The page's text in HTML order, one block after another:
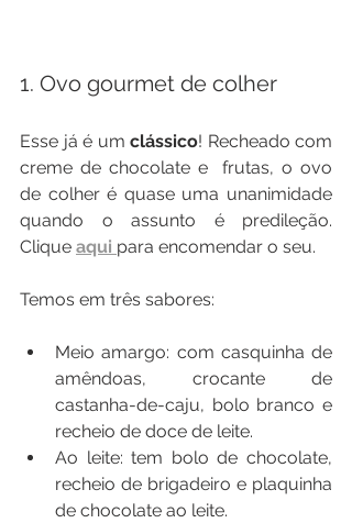
1. Ovo gourmet de colher
Esse já é um clássico! Recheado com
creme de chocolate e  frutas, o ovo
de colher é quase uma unanimidade
quando o assunto é predileção.
Clique aqui para encomendar o seu.
Temos em três sabores:
Meio amargo: com casquinha de
amêndoas, crocante de
castanha-de-caju, bolo branco e
recheio de doce de leite.
Ao leite: tem bolo de chocolate,
recheio de brigadeiro e plaquinha
de chocolate ao leite.